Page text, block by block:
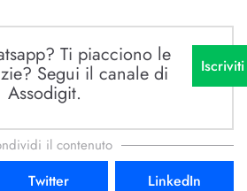
Ti piacciono le
Segui il canale di
Assodigit.
Iscriviti
il contenuto
Twitter LinkedIn